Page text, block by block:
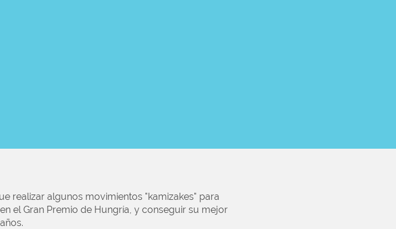
realizar algunos movimientos "kamizakes" para
el Gran Premio de Hungría, y conseguir su mejor